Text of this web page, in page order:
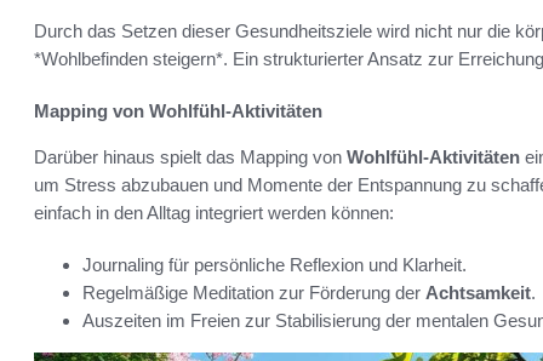
Durch das Setzen dieser Gesundheitsziele wird nicht nur die
*Wohlbefinden steigern*. Ein strukturierter Ansatz zur
Mapping von Wohlfühl-Aktivitäten
Darüber hinaus spielt das Mapping von Wohlfühl-Aktivitäten
um Stress abzubauen und Momente der Entspannung zu
einfach in den Alltag integriert werden können:
Journaling für persönliche Reflexion und Klarheit.
Regelmäßige Meditation zur Förderung der Achtsamkeit.
Auszeiten im Freien zur Stabilisierung der mentalen